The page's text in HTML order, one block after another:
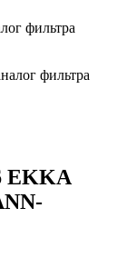
фильтра
EKKA